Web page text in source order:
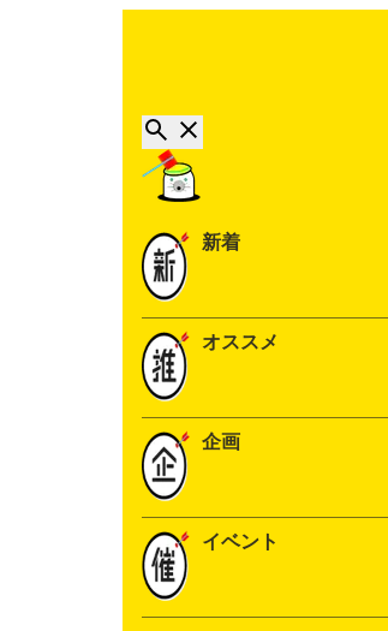
新着
オススメ
企画
イベント